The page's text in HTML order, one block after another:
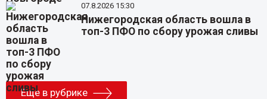
07.8.2026 15:30
Нижегородская область вошла в
топ-3 ПФО по сбору урожая сливы
Еще в рубрике